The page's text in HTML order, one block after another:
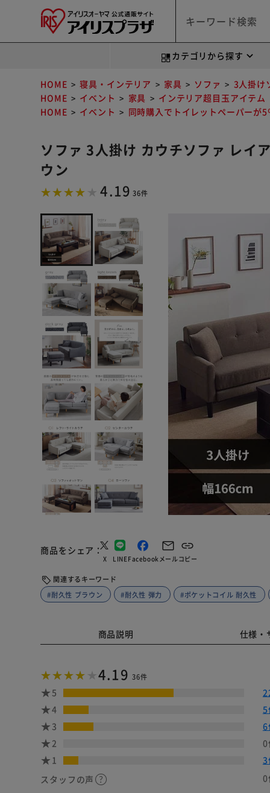
カテゴリから探す
HOME 寝具・インテリア 家具 ソファ
3人掛け
HOME
イベント 家具
インテリア超目玉アイテム
HOME
イベント 同時購入でトイレットペーパーが
ソファ 3人掛け カウチソファ レイ
ウン
4.19 36件
商品をシェア
X LINEFacebookメールコピー
関連するキーワード
#耐久性 ブラウン
#耐久性 弾力 #ポケットコイル 耐久性
商品説明 仕様・
4.19 36件
5
4
5
3
6
2
1
3
スタッフの声